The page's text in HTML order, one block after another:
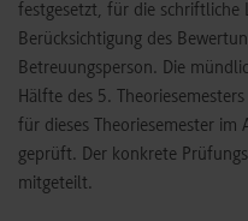
festgesetzt, für die schriftliche
Berücksichtigung des
Betreuungsperson. Die
Hälfte des 5.
für dieses Theoriesemester
geprüft. Der konkrete
mitgeteilt.